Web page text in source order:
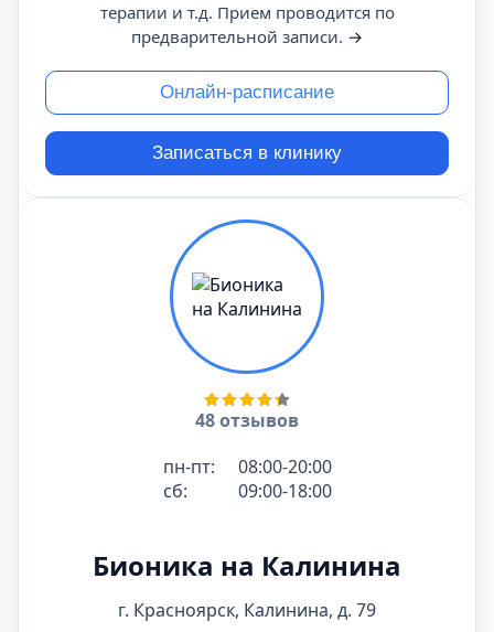
терапии и т.д. Прием проводится по
предварительной записи. →
Онлайн-расписание
Записаться в клинику
48 отзывов
пн-пт:
08:00-20:00
сб:
09:00-18:00
Бионика на Калинина
г. Красноярск, Калинина, д. 79